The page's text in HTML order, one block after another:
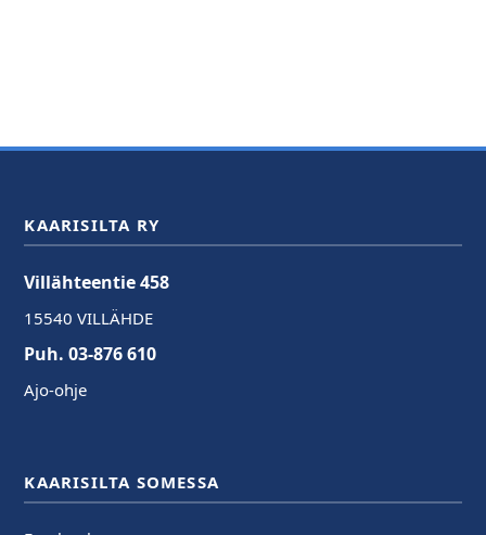
KAARISILTA RY
Villähteentie 458
15540 VILLÄHDE
Puh. 03-876 610
Ajo-ohje
KAARISILTA SOMESSA